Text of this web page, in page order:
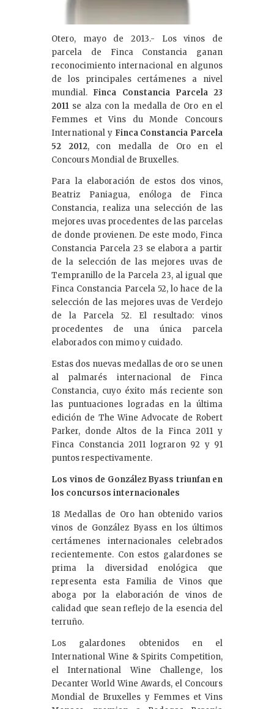
Otero, mayo de 2013.- Los vinos de
parcela de Finca Constancia ganan
reconocimiento internacional en algunos
de los principales certámenes a nivel
mundial. Finca Constancia Parcela 23
2011 se alza con la medalla de Oro en el
Femmes et Vins du Monde Concours
International y Finca Constancia Parcela
52 2012, con medalla de Oro en el
Concours Mondial de Bruxelles.
Para la elaboración de estos dos vinos,
Beatriz Paniagua, enóloga de Finca
Constancia, realiza una selección de las
mejores uvas procedentes de las parcelas
de donde provienen. De este modo, Finca
Constancia Parcela 23 se elabora a partir
de la selección de las mejores uvas de
Tempranillo de la Parcela 23, al igual que
Finca Constancia Parcela 52, lo hace de la
selección de las mejores uvas de Verdejo
de la Parcela 52. El resultado: vinos
procedentes de una única parcela
elaborados con mimo y cuidado.
Estas dos nuevas medallas de oro se unen
al palmarés internacional de Finca
Constancia, cuyo éxito más reciente son
las puntuaciones logradas en la última
edición de The Wine Advocate de Robert
Parker, donde Altos de la Finca 2011 y
Finca Constancia 2011 lograron 92 y 91
puntos respectivamente.
Los vinos de González Byass triunfan en
los concursos internacionales
18 Medallas de Oro han obtenido varios
vinos de González Byass en los últimos
certámenes internacionales celebrados
recientemente. Con estos galardones se
prima la diversidad enológica que
representa esta Familia de Vinos que
aboga por la elaboración de vinos de
calidad que sean reflejo de la esencia del
terruño.
Los galardones obtenidos en el
International Wine & Spirits Competition,
el International Wine Challenge, los
Decanter World Wine Awards, el Concours
Mondial de Bruxelles y Femmes et Vins